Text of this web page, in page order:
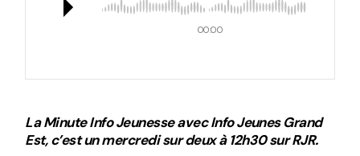
00:00
La Minute Info Jeunesse avec Info Jeunes Grand
Est, c’est un mercredi sur deux à 12h30 sur RJR.